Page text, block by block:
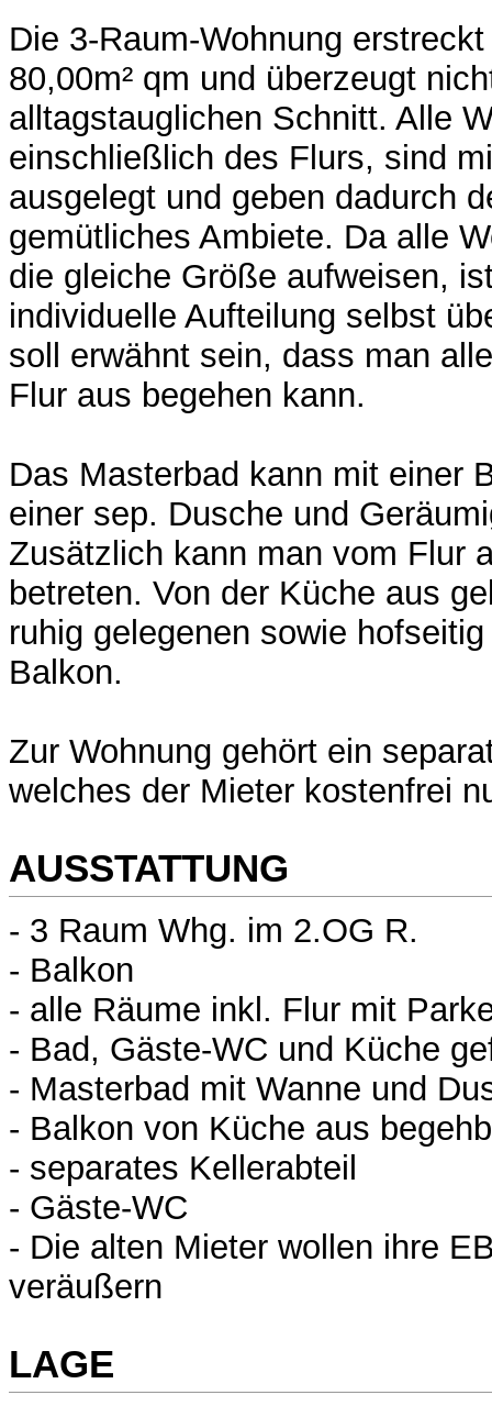
Die 3-Raum-Wohnung
80,00m² qm und überzeugt
alltagstauglichen Schnitt. Alle
einschließlich des Flurs, sind
ausgelegt und geben dadurch
gemütliches Ambiete. Da alle
die gleiche Größe aufweisen,
individuelle Aufteilung selbst
soll erwähnt sein, dass man
Flur aus begehen kann.
Das Masterbad kann mit einer
einer sep. Dusche und
Zusätzlich kann man vom Flur
betreten. Von der Küche aus
ruhig gelegenen sowie
Balkon.
Zur Wohnung gehört ein
welches der Mieter kostenfrei
AUSSTATTUNG
- 3 Raum Whg. im 2.OG R.
- Balkon
- alle Räume inkl. Flur mit
- Bad, Gäste-WC und Küche
- Masterbad mit Wanne und
- Balkon von Küche aus
- separates Kellerabteil
- Gäste-WC
- Die alten Mieter wollen ihre
veräußern
LAGE